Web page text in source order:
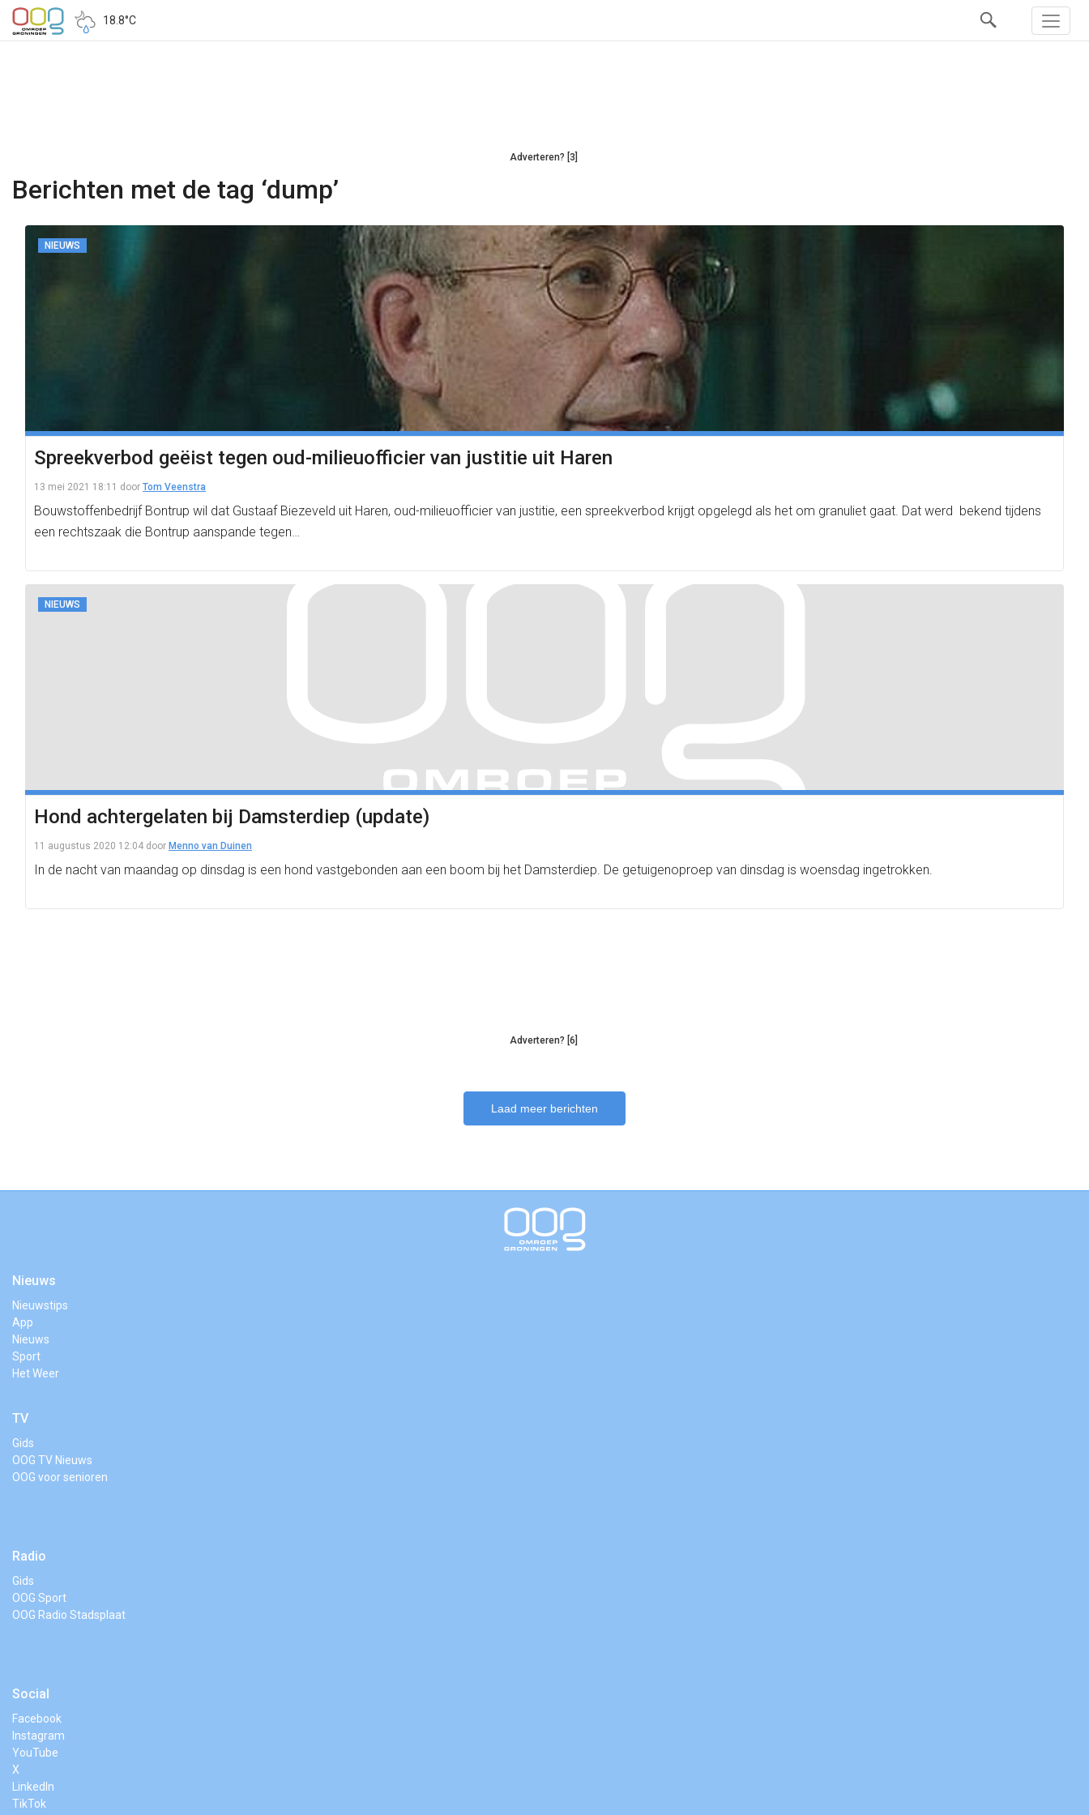
18.8°C
Adverteren? [3]
Berichten met de tag ‘dump’
NIEUWS
Spreekverbod geëist tegen oud-milieuofficier van justitie uit Haren
13 mei 2021 18:11 door Tom Veenstra
Bouwstoffenbedrijf Bontrup wil dat Gustaaf Biezeveld uit Haren, oud-milieuofficier van justitie, een spreekverbod krijgt opgelegd als het om granuliet gaat. Dat werd bekend tijdens
een rechtszaak die Bontrup aanspande tegen…
NIEUWS
Hond achtergelaten bij Damsterdiep (update)
11 augustus 2020 12:04 door Menno van Duinen
In de nacht van maandag op dinsdag is een hond vastgebonden aan een boom bij het Damsterdiep. De getuigenoproep van dinsdag is woensdag ingetrokken.
Adverteren? [6]
Laad meer berichten
Nieuws
Nieuwstips
App
Nieuws
Sport
Het Weer
TV
Gids
OOG TV Nieuws
OOG voor senioren
Radio
Gids
OOG Sport
OOG Radio Stadsplaat
Social
Facebook
Instagram
YouTube
X
LinkedIn
TikTok